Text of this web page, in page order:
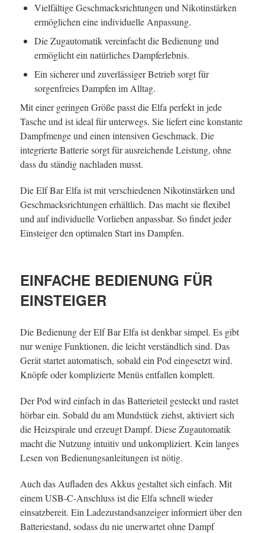
Vielfältige Geschmacksrichtungen und Nikotinstärken
ermöglichen eine individuelle Anpassung.
Die Zugautomatik vereinfacht die Bedienung und
ermöglicht ein natürliches Dampferlebnis.
Ein sicherer und zuverlässiger Betrieb sorgt für
sorgenfreies Dampfen im Alltag.
Mit einer geringen Größe passt die Elfa perfekt in jede
Tasche und ist ideal für unterwegs. Sie liefert eine konstante
Dampfmenge und einen intensiven Geschmack. Die
integrierte Batterie sorgt für ausreichende Leistung, ohne
dass du ständig nachladen musst.
Die Elf Bar Elfa ist mit verschiedenen Nikotinstärken und
Geschmacksrichtungen erhältlich. Das macht sie flexibel
und auf individuelle Vorlieben anpassbar. So findet jeder
Einsteiger den optimalen Start ins Dampfen.
EINFACHE BEDIENUNG FÜR
EINSTEIGER
Die Bedienung der Elf Bar Elfa ist denkbar simpel. Es gibt
nur wenige Funktionen, die leicht verständlich sind. Das
Gerät startet automatisch, sobald ein Pod eingesetzt wird.
Knöpfe oder komplizierte Menüs entfallen komplett.
Der Pod wird einfach in das Batterieteil gesteckt und rastet
hörbar ein. Sobald du am Mundstück ziehst, aktiviert sich
die Heizspirale und erzeugt Dampf. Diese Zugautomatik
macht die Nutzung intuitiv und unkompliziert. Kein langes
Lesen von Bedienungsanleitungen ist nötig.
Auch das Aufladen des Akkus gestaltet sich einfach. Mit
einem USB-C-Anschluss ist die Elfa schnell wieder
einsatzbereit. Ein Ladezustandsanzeiger informiert über den
Batteriestand, sodass du nie unerwartet ohne Dampf